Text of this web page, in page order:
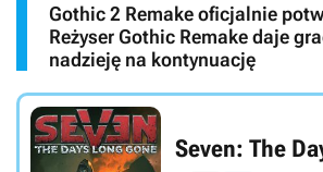
Gothic 2 Remake oficjalnie
Reżyser Gothic Remake daje
nadzieję na kontynuację
Seven: The